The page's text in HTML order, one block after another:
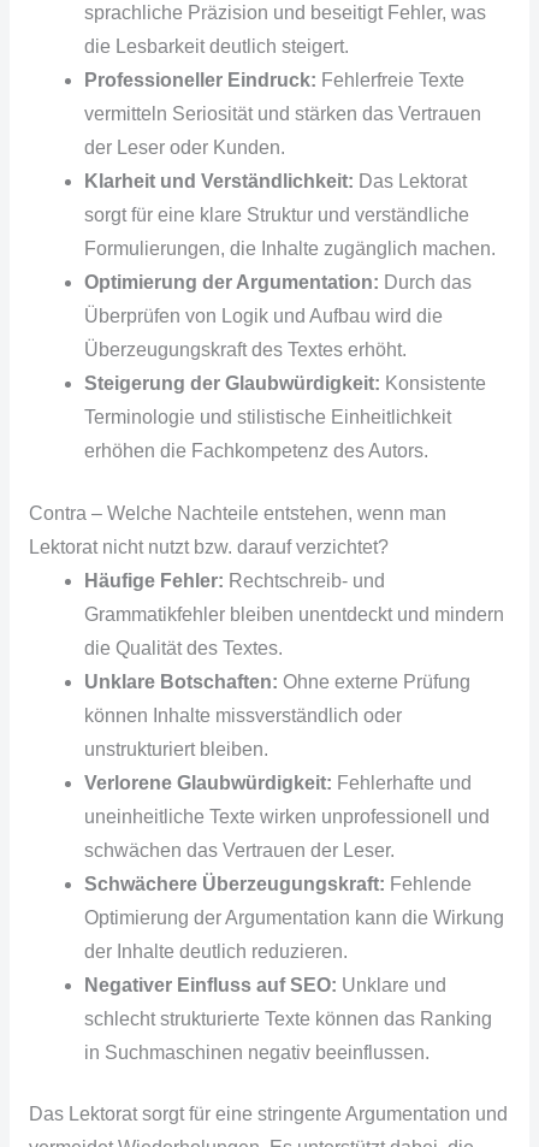
sprachliche Präzision und beseitigt Fehler, was
die Lesbarkeit deutlich steigert.
Professioneller Eindruck: Fehlerfreie Texte
vermitteln Seriosität und stärken das Vertrauen
der Leser oder Kunden.
Klarheit und Verständlichkeit: Das Lektorat
sorgt für eine klare Struktur und verständliche
Formulierungen, die Inhalte zugänglich machen.
Optimierung der Argumentation: Durch das
Überprüfen von Logik und Aufbau wird die
Überzeugungskraft des Textes erhöht.
Steigerung der Glaubwürdigkeit: Konsistente
Terminologie und stilistische Einheitlichkeit
erhöhen die Fachkompetenz des Autors.
Contra – Welche Nachteile entstehen, wenn man
Lektorat nicht nutzt bzw. darauf verzichtet?
Häufige Fehler: Rechtschreib- und
Grammatikfehler bleiben unentdeckt und mindern
die Qualität des Textes.
Unklare Botschaften: Ohne externe Prüfung
können Inhalte missverständlich oder
unstrukturiert bleiben.
Verlorene Glaubwürdigkeit: Fehlerhafte und
uneinheitliche Texte wirken unprofessionell und
schwächen das Vertrauen der Leser.
Schwächere Überzeugungskraft: Fehlende
Optimierung der Argumentation kann die Wirkung
der Inhalte deutlich reduzieren.
Negativer Einfluss auf SEO: Unklare und
schlecht strukturierte Texte können das Ranking
in Suchmaschinen negativ beeinflussen.
Das Lektorat sorgt für eine stringente Argumentation und